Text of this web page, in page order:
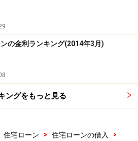
の金利ランキング(2014年3月)
ングをもっと見る
住宅ローン > 住宅ローンの借入
>